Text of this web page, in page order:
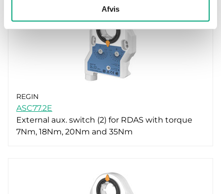
Afvis
REGIN
ASC77.2E
External aux. switch (2) for RDAS with torque
7Nm, 18Nm, 20Nm and 35Nm